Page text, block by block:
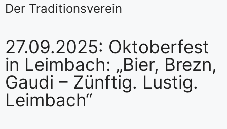
Der Traditionsverein
27.09.2025: Oktoberfest
in Leimbach: „Bier, Brezn,
Gaudi – Zünftig. Lustig.
Leimbach“